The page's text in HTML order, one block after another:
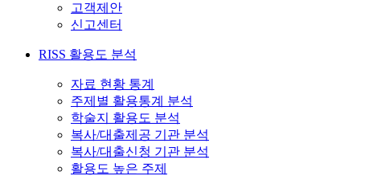
고객제안
신고센터
RISS 활용도 분석
자료 현황 통계
주제별 활용통계 분석
학술지 활용도 분석
복사/대출제공 기관 분석
복사/대출신청 기관 분석
활용도 높은 주제